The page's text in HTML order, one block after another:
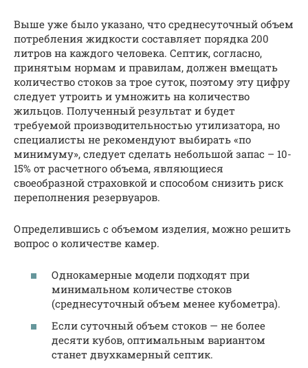
Выше уже было указано, что среднесуточный объем
потребления жидкости составляет порядка 200
литров на каждого человека. Септик, согласно,
принятым нормам и правилам, должен вмещать
количество стоков за трое суток, поэтому эту цифру
следует утроить и умножить на количество
жильцов. Полученный результат и будет
требуемой производительностью утилизатора, но
специалисты не рекомендуют выбирать «по
минимуму», следует сделать небольшой запас – 10-
15% от расчетного объема, являющиеся
своеобразной страховкой и способом снизить риск
переполнения резервуаров.
Определившись с объемом изделия, можно решить
вопрос о количестве камер.
Однокамерные модели подходят при
минимальном количестве стоков
(среднесуточный объем менее кубометра).
Если суточный объем стоков — не более
десяти кубов, оптимальным вариантом
станет двухкамерный септик.